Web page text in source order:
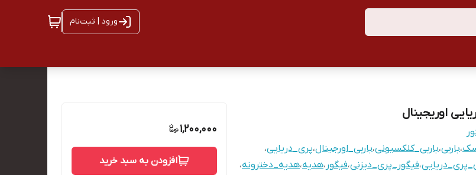
ورود | ثبت‌نام
اوریجینال
،باربی،باربی_کلکسیونی،باربی_اورجینال،پری_دریایی،
،فیگور_پری_دیزنی،فیگور ،هدیه،هدیه_دخترونه،
1,200,000
افزودن به سبد خرید